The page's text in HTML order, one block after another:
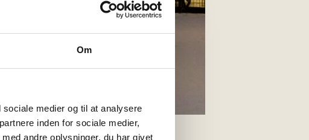
Om
medier og til at analysere
inden for sociale medier,
andre oplysninger, du har givet